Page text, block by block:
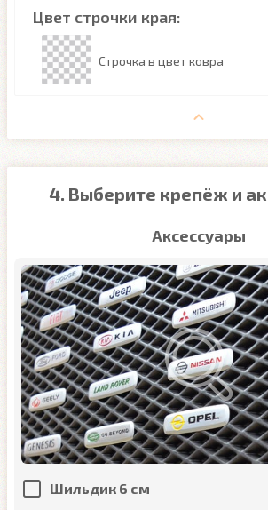
Цвет строчки края:
Строчка в цвет ковра
4. Выберите крепёж и
Аксессуары
Шильдик 6 см